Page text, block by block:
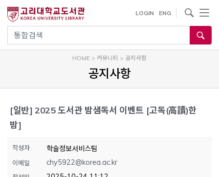
건
기
통합검색
LOGIN ENG
사이트내 검색
HOME > 커뮤니티 > 공지사항
공지사항
[일반]2025 도서관 밤샘독서 이벤트 [고독(高讀)한
밤]
작성자 학술정보서비스팀
이메일 chy5922@korea.ac.kr